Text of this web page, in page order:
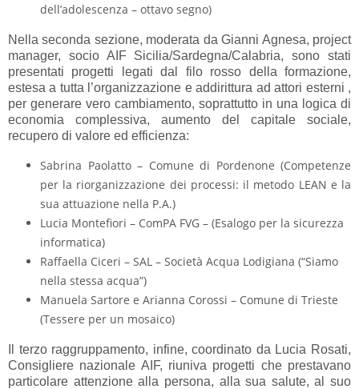
dell’adolescenza – ottavo segno)
Nella seconda sezione, moderata da Gianni Agnesa, project
manager, socio AIF Sicilia/Sardegna/Calabria, sono stati
presentati progetti legati dal filo rosso della formazione,
estesa a tutta l’organizzazione e addirittura ad attori esterni ,
per generare vero cambiamento, soprattutto in una logica di
economia complessiva, aumento del capitale sociale,
recupero di valore ed efficienza:
Sabrina Paolatto – Comune di Pordenone (Competenze
per la riorganizzazione dei processi: il metodo LEAN e la
sua attuazione nella P.A.)
Lucia Montefiori – ComPA FVG – (Esalogo per la sicurezza
informatica)
Raffaella Ciceri – SAL – Società Acqua Lodigiana (“Siamo
nella stessa acqua”)
Manuela Sartore e Arianna Corossi – Comune di Trieste
(Tessere per un mosaico)
Il terzo raggruppamento, infine, coordinato da Lucia Rosati,
Consigliere nazionale AIF, riuniva progetti che prestavano
particolare attenzione alla persona, alla sua salute, al suo